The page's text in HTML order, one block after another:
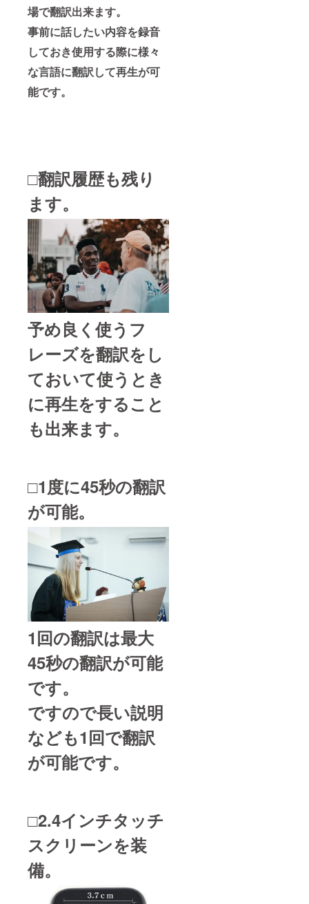
場で翻訳出来ます。
事前に話したい内容を録音
しておき使用する際に様々
な言語に翻訳して再生が可
能です。
□翻訳履歴も残り
ます。
予め良く使うフ
レーズを翻訳をし
ておいて使うとき
に再生をすること
も出来ます。
□1度に45秒の翻訳
が可能。
1回の翻訳は最大
45秒の翻訳が可能
です。
ですので長い説明
なども1回で翻訳
が可能です。
□2.4インチタッチ
スクリーンを装
備。